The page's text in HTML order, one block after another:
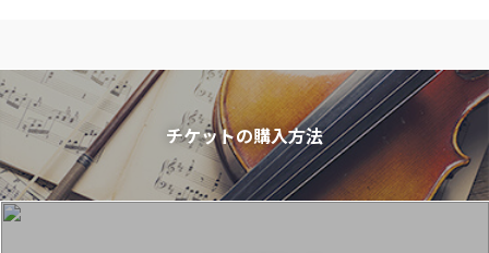
チケットの購入方法